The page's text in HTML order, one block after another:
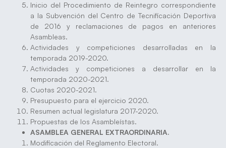
Inicio del Procedimiento de Reintegro correspondiente
a la Subvención del Centro de Tecnificación Deportiva
de 2016 y reclamaciones de pagos en anteriores
Asambleas.
Actividades y competiciones desarrolladas en la
temporada 2019-2020.
Actividades y competiciones a desarrollar en la
temporada 2020-2021.
Cuotas 2020-2021.
Presupuesto para el ejercicio 2020.
Resumen actual legislatura 2017-2020.
Propuestas de los Asambleístas.
ASAMBLEA GENERAL EXTRAORDINARIA.
Modificación del Reglamento Electoral.